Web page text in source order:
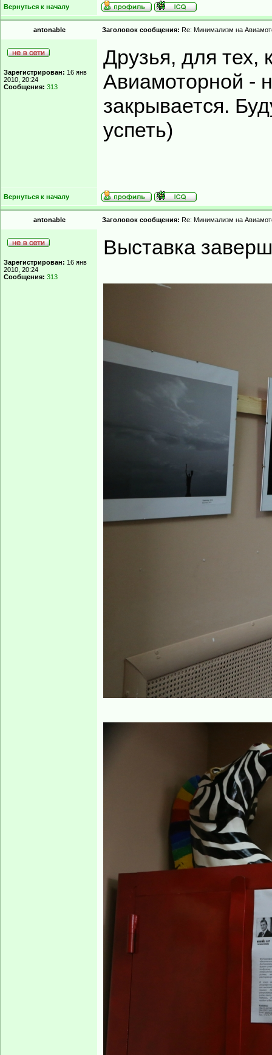
Вернуться к началу
antonable Заголовок сообщения: Re: Минимализм на
Зарегистрирован: 16 янв
2010, 20:24
Сообщения: 313
Друзья, для тех,
Авиамоторной -
закрывается.
успеть)
Вернуться к началу
antonable Заголовок сообщения: Re: Минимализм на
Зарегистрирован: 16 янв
2010, 20:24
Сообщения: 313
Выставка